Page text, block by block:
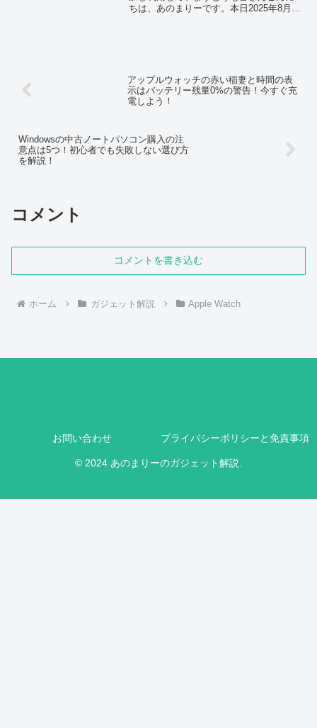
ちは、あのまりーです。本日2025年8月
アップルウォッチの赤い稲妻と時間の表
示はバッテリー残量0%の警告！今すぐ充
電しよう！
Windowsの中古ノートパソコン購入の注
意点は5つ！初心者でも失敗しない選び方
を解説！
コメント
コメントを書き込む
ホーム ガジェット解説 Apple Watch
お問い合わせ プライバシーポリシーと免責事項
© 2024 あのまりーのガジェット解説.